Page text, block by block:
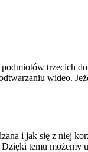
trzecich
wideo.
i jak się z niej
temu możemy